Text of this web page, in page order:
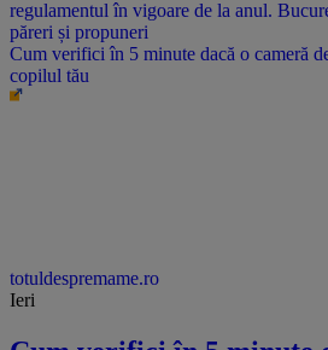
Cum verifici în 5 minute dacă o cameră
copilul tău
totuldespremame.ro
Ieri